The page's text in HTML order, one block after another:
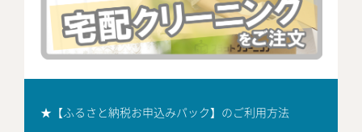
★【ふるさと納税お申込みパック】のご利用方法